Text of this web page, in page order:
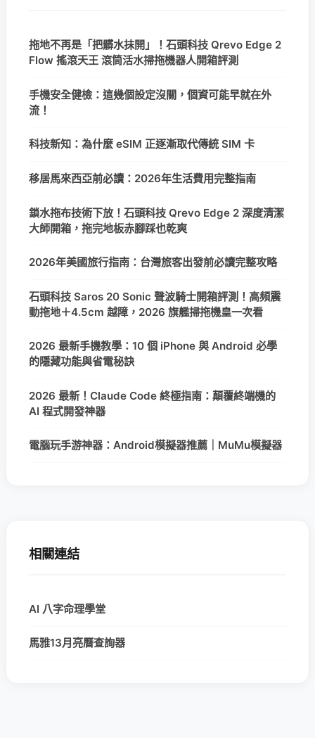
拖地不再是「把髒水抹開」！石頭科技 Qrevo Edge 2
Flow 搖滾天王 滾筒活水掃拖機器人開箱評測
手機安全健檢：這幾個設定沒關，個資可能早就在外
流！
科技新知：為什麼 eSIM 正逐漸取代傳統 SIM 卡
移居馬來西亞前必讀：2026年生活費用完整指南
鎖水拖布技術下放！石頭科技 Qrevo Edge 2 深度清潔
大師開箱，拖完地板赤腳踩也乾爽
2026年美國旅行指南：台灣旅客出發前必讀完整攻略
石頭科技 Saros 20 Sonic 聲波騎士開箱評測！高頻震
動拖地＋4.5cm 越障，2026 旗艦掃拖機皇一次看
2026 最新手機教學：10 個 iPhone 與 Android 必學
的隱藏功能與省電秘訣
2026 最新！Claude Code 終極指南：顛覆終端機的
AI 程式開發神器
電腦玩手游神器：Android模擬器推薦｜MuMu模擬器
相關連結
AI 八字命理學堂
馬雅13月亮曆查詢器